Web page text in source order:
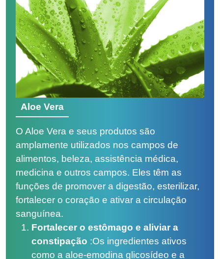
Aloe Vera
O Aloe Vera e seus produtos são
amplamente utilizados nos campos de
alimentos, beleza, assistência médica,
medicina e outros campos. Eles têm as
funções de promover a digestão, esterilizar,
fortalecer o coração e ativar a circulação
sanguínea.
Fortalecer o estômago e aliviar a
constipação :Os ingredientes ativos
como a aloe-emodina glicosídeo e a